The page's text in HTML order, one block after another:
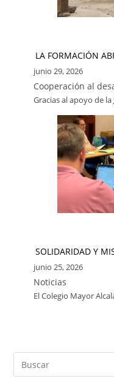
LA FORMACIÓN
junio 29, 2026
Cooperación al
Gracias al apoyo de
SOLIDARIDAD Y
junio 25, 2026
Noticias
El Colegio Mayor